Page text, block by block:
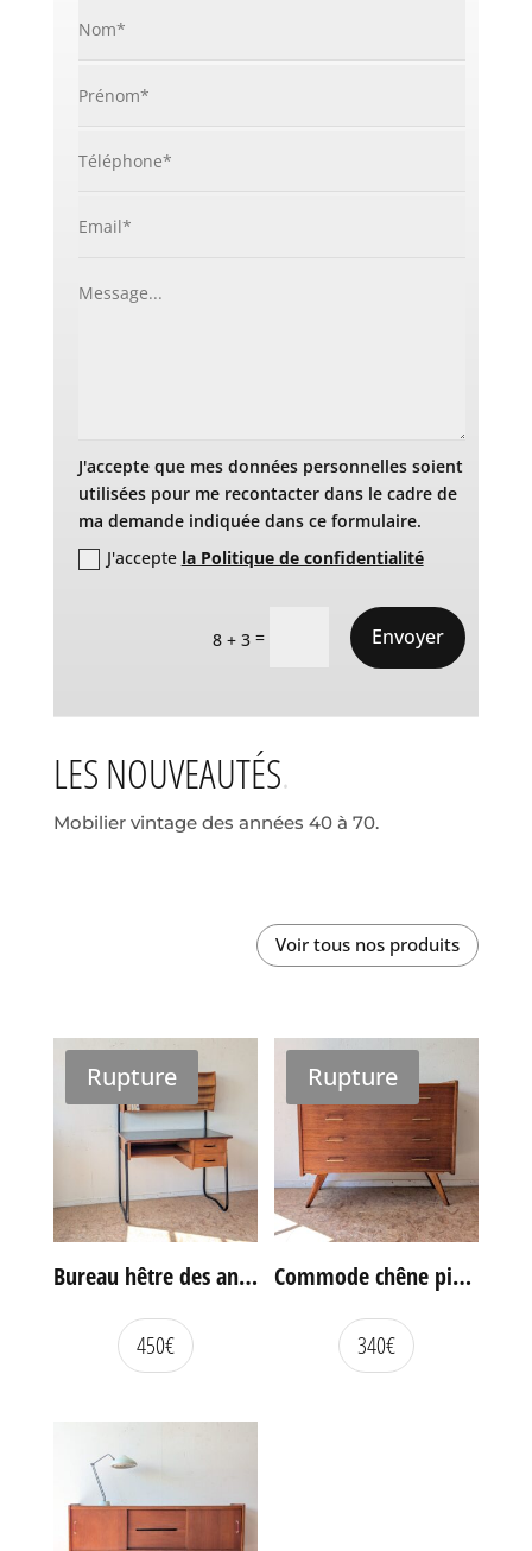
J'accepte que mes données personnelles soient
utilisées pour me recontacter dans le cadre de
ma demande indiquée dans ce formulaire.
J'accepte la Politique de confidentialité
8 + 3 = Envoyer
LES NOUVEAUTÉS
Mobilier vintage des années 40 à 70.
Voir tous nos produits
Rupture
Bureau hêtre des années 60
450€
Rupture
Commode chêne pieds compas vintage
340€